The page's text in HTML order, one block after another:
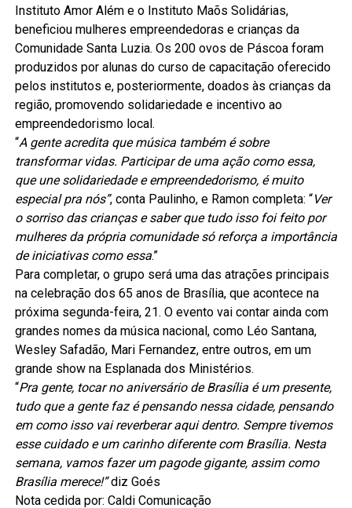
Instituto Amor Além e o Instituto Maõs Solidárias,
beneficiou mulheres empreendedoras e crianças da
Comunidade Santa Luzia. Os 200 ovos de Páscoa foram
produzidos por alunas do curso de capacitação oferecido
pelos institutos e, posteriormente, doados às crianças da
região, promovendo solidariedade e incentivo ao
empreendedorismo local.
“A gente acredita que música também é sobre
transformar vidas. Participar de uma ação como essa,
que une solidariedade e empreendedorismo, é muito
especial pra nós”, conta Paulinho, e Ramon completa: “Ver
o sorriso das crianças e saber que tudo isso foi feito por
mulheres da própria comunidade só reforça a importância
de iniciativas como essa.”
Para completar, o grupo será uma das atrações principais
na celebração dos 65 anos de Brasília, que acontece na
próxima segunda-feira, 21. O evento vai contar ainda com
grandes nomes da música nacional, como Léo Santana,
Wesley Safadão, Mari Fernandez, entre outros, em um
grande show na Esplanada dos Ministérios.
“Pra gente, tocar no aniversário de Brasília é um presente,
tudo que a gente faz é pensando nessa cidade, pensando
em como isso vai reverberar aqui dentro. Sempre tivemos
esse cuidado e um carinho diferente com Brasília. Nesta
semana, vamos fazer um pagode gigante, assim como
Brasília merece!”diz Goés
Nota cedida por: Caldi Comunicação